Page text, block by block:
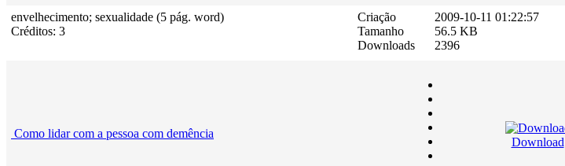
envelhecimento; sexualidade (5 pág. word)
Créditos: 3
Criação
Tamanho
Downloads
2009-10-11 01:22:57
56.5 KB
2396
Como lidar com a pessoa com demência
Download